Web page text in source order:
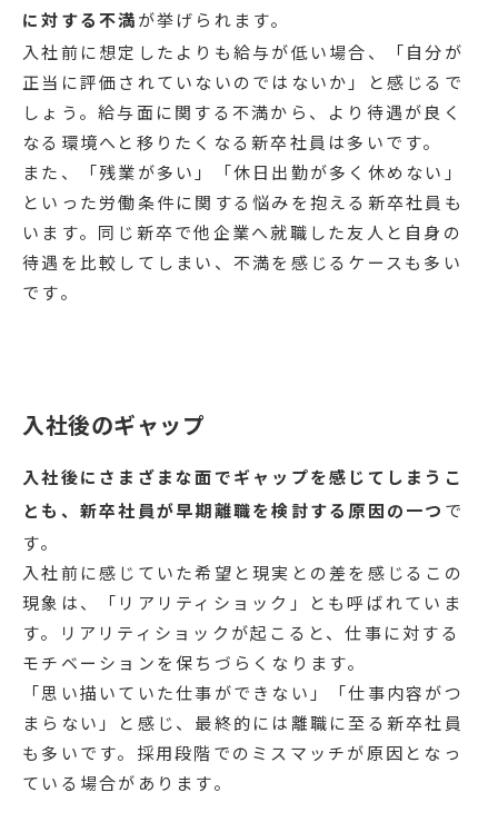
に対する不満が挙げられます。
入社前に想定したよりも給与が低い場合、「自分が
正当に評価されていないのではないか」と感じるで
しょう。給与面に関する不満から、より待遇が良く
なる環境へと移りたくなる新卒社員は多いです。
また、「残業が多い」「休日出勤が多く休めない」
といった労働条件に関する悩みを抱える新卒社員も
います。同じ新卒で他企業へ就職した友人と自身の
待遇を比較してしまい、不満を感じるケースも多い
です。
入社後のギャップ
入社後にさまざまな面でギャップを感じてしまうこ
とも、新卒社員が早期離職を検討する原因の一つ で
す。
入社前に感じていた希望と現実との差を感じるこの
現象は、「リアリティショック」とも呼ばれていま
す。リアリティショックが起こると、仕事に対する
モチベーションを保ちづらくなります。
「思い描いていた仕事ができない」「仕事内容がつ
まらない」と感じ、最終的には離職に至る新卒社員
も多いです。採用段階でのミスマッチが原因となっ
ている場合があります。